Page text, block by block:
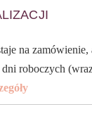
na zamówienie,
roboczych